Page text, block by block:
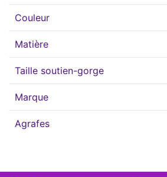
Couleur
Matière
Taille soutien-gorge
Marque
Agrafes